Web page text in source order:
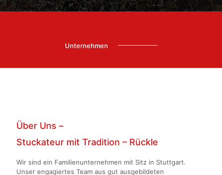
Unternehmen
Über Uns –
Stuckateur mit Tradition – Rückle
Wir sind ein Familienunternehmen mit Sitz in Stuttgart.
Unser engagiertes Team aus gut ausgebildeten